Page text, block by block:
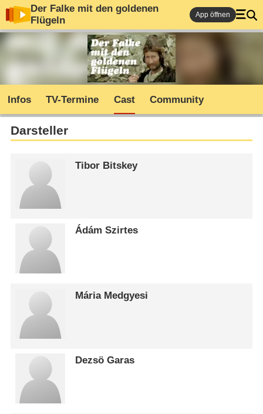
Der Falke mit den goldenen
Flügeln
App öffnen
Infos TV-Termine Cast Community
Darsteller
Tibor Bitskey
Ádám Szirtes
Mária Medgyesi
Dezsö Garas